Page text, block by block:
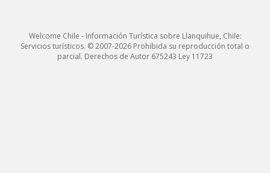
Welcome Chile - Información Turística sobre Llanquihue, Chile:
Servicios turísticos. © 2007-2026 Prohibida su reproducción total o
parcial. Derechos de Autor 675243 Ley 11723